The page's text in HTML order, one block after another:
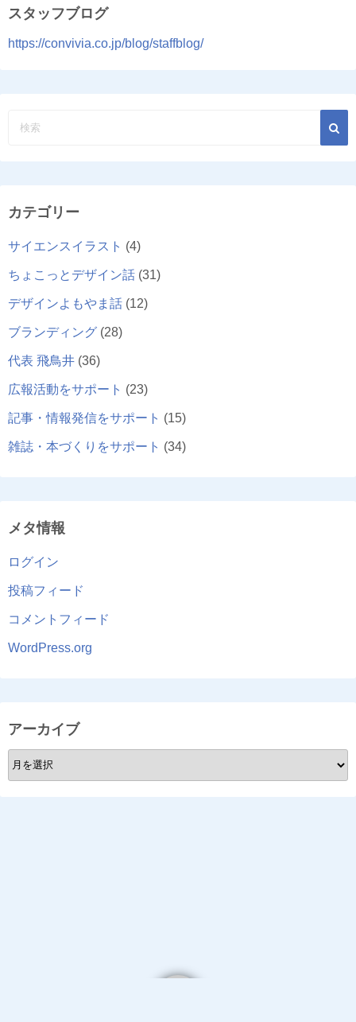
スタッフブログ
https://convivia.co.jp/blog/staffblog/
カテゴリー
サイエンスイラスト (4)
ちょこっとデザイン話 (31)
デザインよもやま話 (12)
ブランディング (28)
代表 飛鳥井 (36)
広報活動をサポート (23)
記事・情報発信をサポート (15)
雑誌・本づくりをサポート (34)
メタ情報
ログイン
投稿フィード
コメントフィード
WordPress.org
アーカイブ
ア
ー